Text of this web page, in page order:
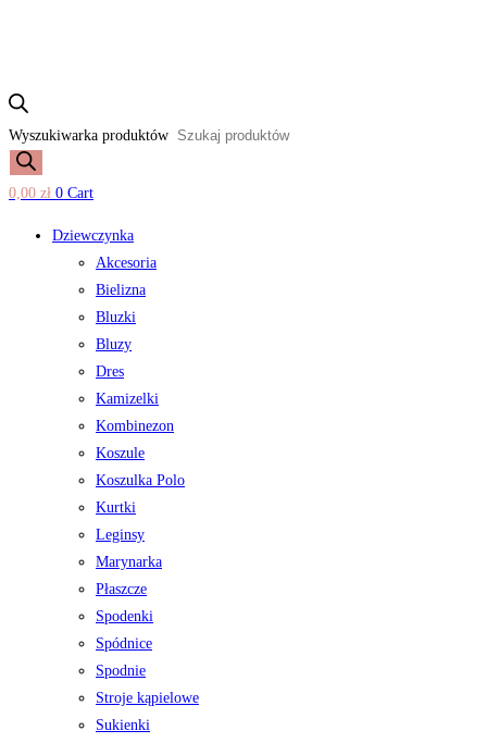
Wyszukiwarka produktów
0,00 zł 0 Cart
Dziewczynka
Akcesoria
Bielizna
Bluzki
Bluzy
Dres
Kamizelki
Kombinezon
Koszule
Koszulka Polo
Kurtki
Leginsy
Marynarka
Płaszcze
Spodenki
Spódnice
Spodnie
Stroje kąpielowe
Sukienki